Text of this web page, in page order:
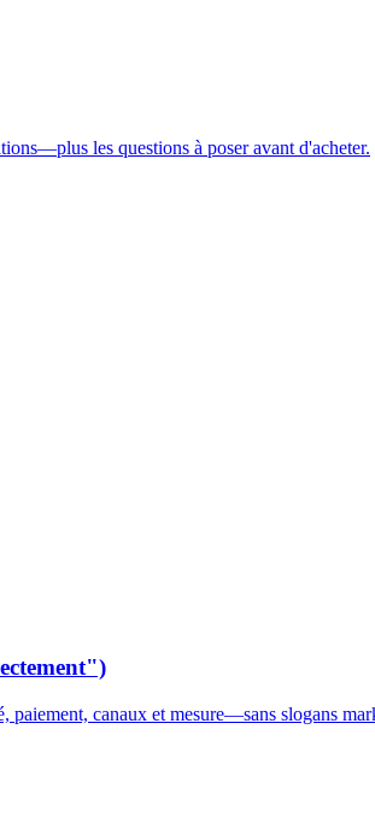
les questions à poser avant d'acheter.
paiement, canaux et mesure—sans slogans